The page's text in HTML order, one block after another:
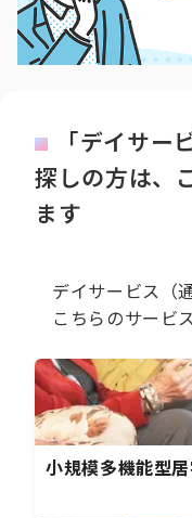
「デイサー
探しの方は、
ます
デイサービス（
こちらのサービ
小規模多機能型